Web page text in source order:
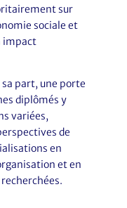
sur
sociale et
impact
sa part, une porte
diplômés y
variées,
de
en
et en